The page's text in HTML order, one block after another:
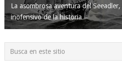
La asombrosa aventura del
inofensivo de la historia